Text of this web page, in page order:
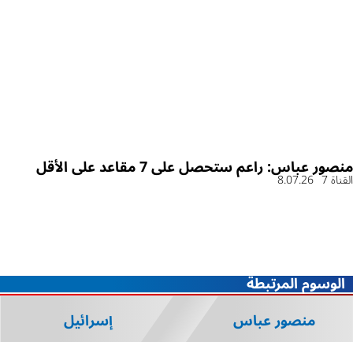
منصور عباس: راعم ستحصل على 7 مقاعد على الأقل
القناة 7 8.07.26
الوسوم المرتبطة
منصور عباس
إسرائيل